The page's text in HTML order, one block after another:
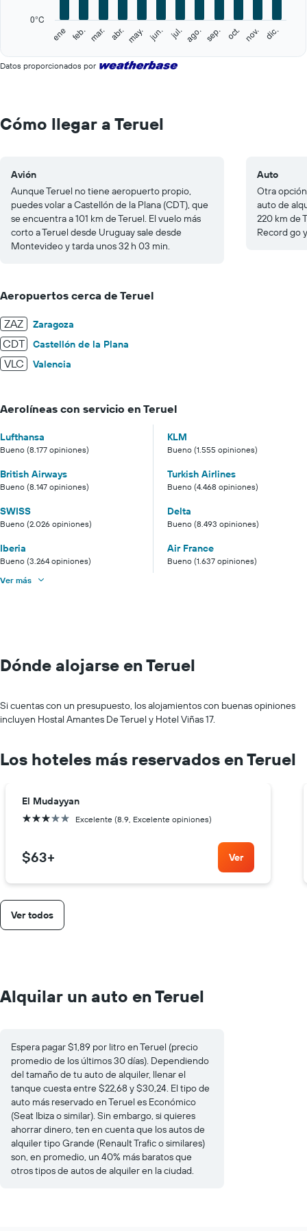
displaying
to
25.
ene feb. mar. abr. may. jun. jul. ago. sep. oct. nov. dic.
0°C
interactive
chart
Datos proporcionados por
Cómo llegar a Teruel
Avión
Aunque Teruel no tiene aeropuerto propio,
puedes volar a Castellón de la Plana (CDT), que
se encuentra a 101 km de Teruel. El vuelo más
corto a Teruel desde Uruguay sale desde
Montevideo y tarda unos 32 h 03 min.
Auto
Otra
auto de
220 km de
Record go
Aeropuertos cerca de Teruel
ZAZ Zaragoza
CDT Castellón de la Plana
VLC Valencia
Aerolíneas con servicio en Teruel
Lufthansa
Bueno (8.177 opiniones)
KLM
Bueno (1.555 opiniones)
British Airways
Bueno (8.147 opiniones)
Turkish Airlines
Bueno (4.468 opiniones)
SWISS
Bueno (2.026 opiniones)
Delta
Bueno (8.493 opiniones)
Iberia
Bueno (3.264 opiniones)
Air France
Bueno (1.637 opiniones)
Ver más
Dónde alojarse en Teruel
Si cuentas con un presupuesto, los alojamientos con buenas opiniones
incluyen Hostal Amantes De Teruel y Hotel Viñas 17.
Los hoteles más reservados en Teruel
El Mudayyan
3 estrellas Excelente (8.9, Excelente opiniones)
$63+ Ver
Ver todos
Alquilar un auto en Teruel
Espera pagar $1,89 por litro en Teruel (precio
promedio de los últimos 30 días). Dependiendo
del tamaño de tu auto de alquiler, llenar el
tanque cuesta entre $22,68 y $30,24. El tipo de
auto más reservado en Teruel es Económico
(Seat Ibiza o similar). Sin embargo, si quieres
ahorrar dinero, ten en cuenta que los autos de
alquiler tipo Grande (Renault Trafic o similares)
son, en promedio, un 40% más baratos que
otros tipos de autos de alquiler en la ciudad.